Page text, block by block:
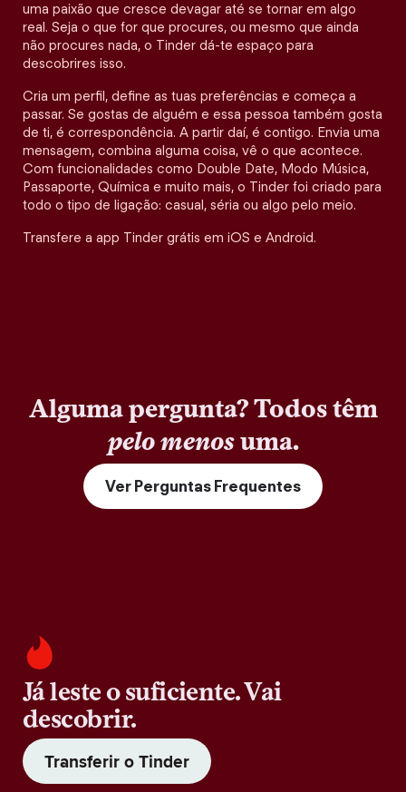
uma paixão que cresce devagar até se tornar em algo
real. Seja o que for que procures, ou mesmo que ainda
não procures nada, o Tinder dá-te espaço para
descobrires isso.
Cria um perfil, define as tuas preferências e começa a
passar. Se gostas de alguém e essa pessoa também gosta
de ti, é correspondência. A partir daí, é contigo. Envia uma
mensagem, combina alguma coisa, vê o que acontece.
Com funcionalidades como Double Date, Modo Música,
Passaporte, Química e muito mais, o Tinder foi criado para
todo o tipo de ligação: casual, séria ou algo pelo meio.
Transfere a app Tinder grátis em iOS e Android.
Alguma pergunta? Todos têm
pelo menosuma.
Ver Perguntas Frequentes
Já leste o suficiente. Vai
descobrir.
Transferir o Tinder